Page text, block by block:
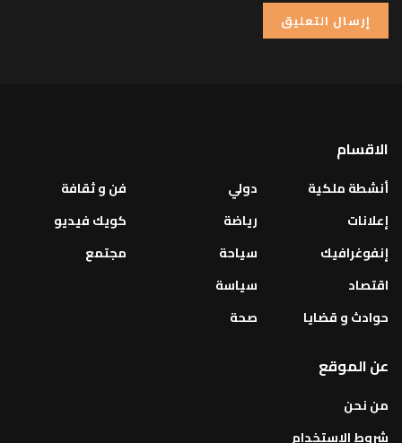
الاقسام
أنشطة ملكية
إعلانات
إنفوغرافيك
اقتصاد
حوادث و قضايا
دولي
رياضة
سياحة
سياسة
صحة
فن و ثقافة
كويك فيديو
مجتمع
عن الموقع
من نحن
شروط الإستخدام